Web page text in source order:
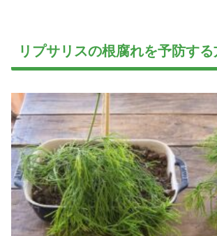
リプサリスの根腐れを予防する